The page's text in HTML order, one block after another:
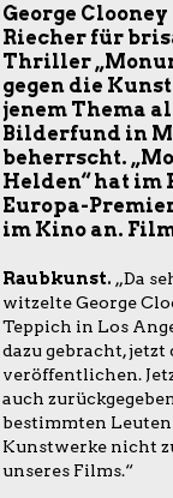
George
Riecher für
Thriller
gegen die
jenem Thema
Bilderfund in
beherrscht.
Helden“ hat im
Europa-
im Kino an.
Raubkunst. „Da
witzelte George
Teppich in Los
dazu gebracht, jetzt
veröffentlichen.
auch
bestimmten
Kunstwerke nicht
unseres Films.“